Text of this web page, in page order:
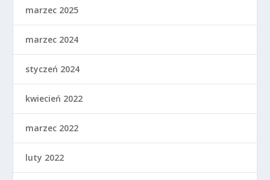
marzec 2025
marzec 2024
styczeń 2024
kwiecień 2022
marzec 2022
luty 2022